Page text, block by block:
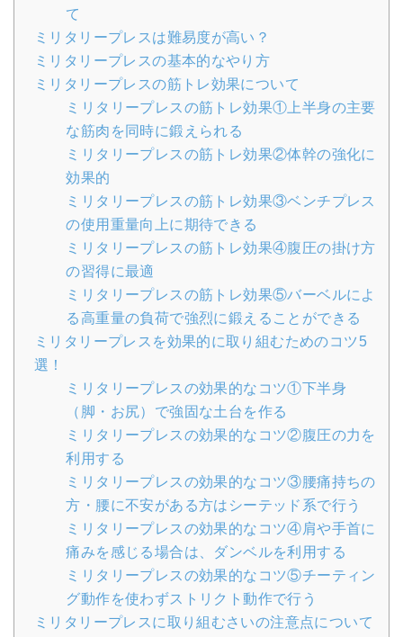
て
ミリタリープレスは難易度が高い？
ミリタリープレスの基本的なやり方
ミリタリープレスの筋トレ効果について
ミリタリープレスの筋トレ効果①上半身の主要
な筋肉を同時に鍛えられる
ミリタリープレスの筋トレ効果②体幹の強化に
効果的
ミリタリープレスの筋トレ効果③ベンチプレス
の使用重量向上に期待できる
ミリタリープレスの筋トレ効果④腹圧の掛け方
の習得に最適
ミリタリープレスの筋トレ効果⑤バーベルによ
る高重量の負荷で強烈に鍛えることができる
ミリタリープレスを効果的に取り組むためのコツ5
選！
ミリタリープレスの効果的なコツ①下半身
（脚・お尻）で強固な土台を作る
ミリタリープレスの効果的なコツ②腹圧の力を
利用する
ミリタリープレスの効果的なコツ③腰痛持ちの
方・腰に不安がある方はシーテッド系で行う
ミリタリープレスの効果的なコツ④肩や手首に
痛みを感じる場合は、ダンベルを利用する
ミリタリープレスの効果的なコツ⑤チーティン
グ動作を使わずストリクト動作で行う
ミリタリープレスに取り組むさいの注意点について